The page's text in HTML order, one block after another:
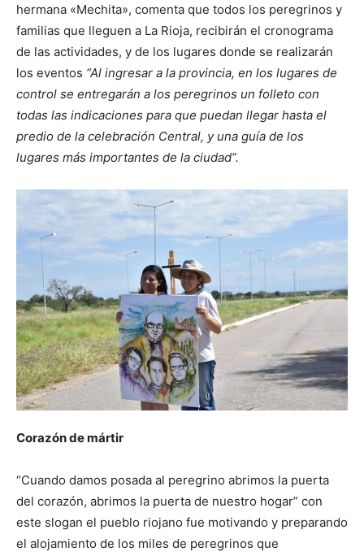
hermana «Mechita», comenta que todos los peregrinos y
familias que lleguen a La Rioja, recibirán el cronograma
de las actividades, y de los lugares donde se realizarán
los eventos “Al ingresar a la provincia, en los lugares de
control se entregarán a los peregrinos un folleto con
todas las indicaciones para que puedan llegar hasta el
predio de la celebración Central, y una guía de los
lugares más importantes de la ciudad”.
Corazón de mártir
“Cuando damos posada al peregrino abrimos la puerta
del corazón, abrimos la puerta de nuestro hogar” con
este slogan el pueblo riojano fue motivando y preparando
el alojamiento de los miles de peregrinos que